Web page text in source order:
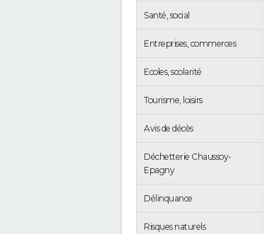
Santé, social
Entreprises, commerces
Ecoles, scolarité
Tourisme, loisirs
Avis de décès
Déchetterie Chaussoy-
Epagny
Délinquance
Risques naturels